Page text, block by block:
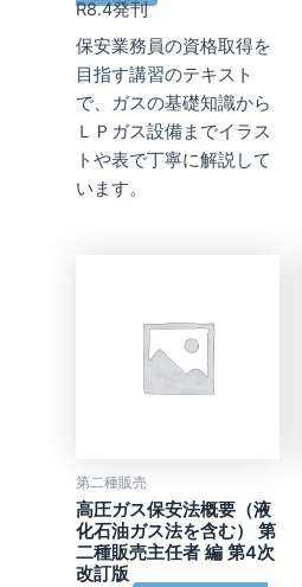
R8.4発刊
保安業務員の資格取得を
目指す講習のテキスト
で、ガスの基礎知識から
ＬＰガス設備までイラス
トや表で丁寧に解説して
います。
第二種販売
高圧ガス保安法概要（液
化石油ガス法を含む） 第
二種販売主任者 編 第4次
改訂版